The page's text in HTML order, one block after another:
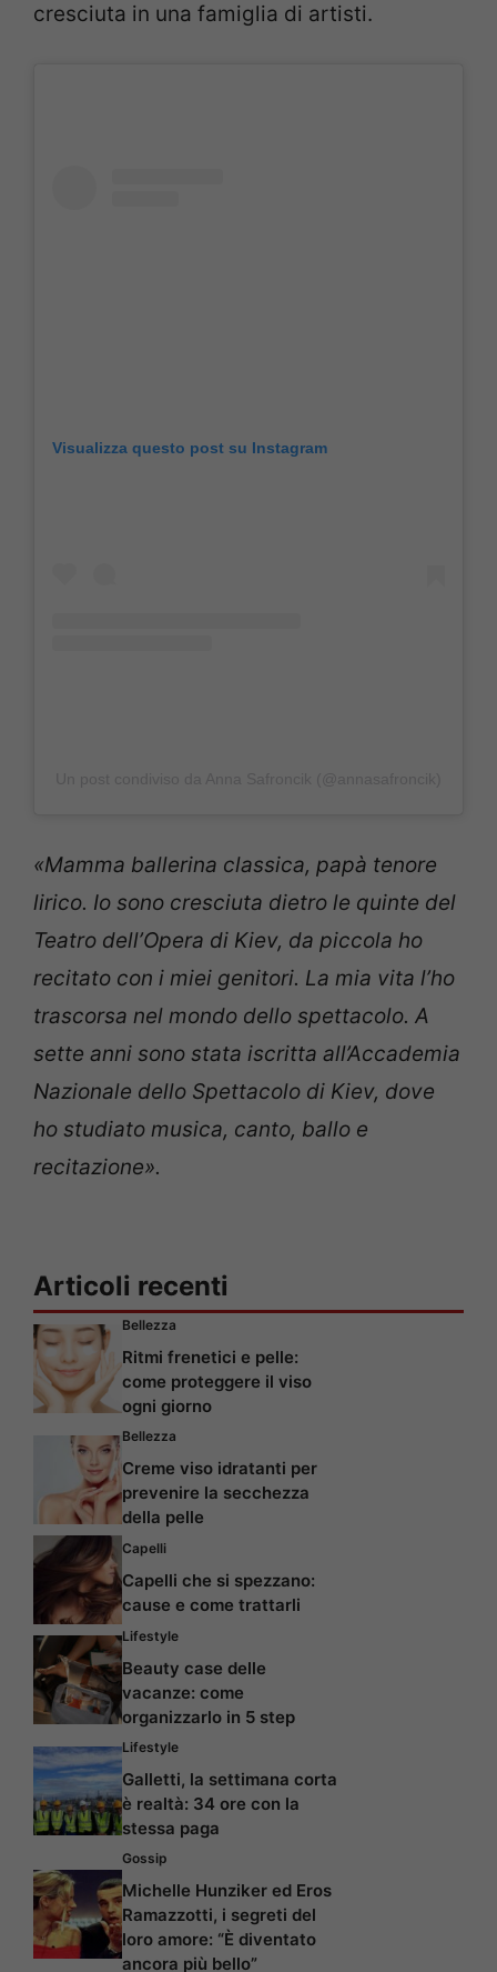
cresciuta in una famiglia di artisti.
Visualizza questo post su Instagram
«Mamma ballerina classica, papà tenore
lirico. Io sono cresciuta dietro le quinte del
Teatro dell’Opera di Kiev, da piccola ho
recitato con i miei genitori. La mia vita l’ho
trascorsa nel mondo dello spettacolo. A
sette anni sono stata iscritta all’Accademia
Nazionale dello Spettacolo di Kiev, dove
ho studiato musica, canto, ballo e
recitazione».
Articoli recenti
Bellezza
Ritmi frenetici e pelle:
come proteggere il viso
ogni giorno
Bellezza
Creme viso idratanti per
prevenire la secchezza
della pelle
Capelli
Capelli che si spezzano:
cause e come trattarli
Lifestyle
Beauty case delle
vacanze: come
organizzarlo in 5 step
Lifestyle
Galletti, la settimana corta
è realtà: 34 ore con la
stessa paga
Gossip
Michelle Hunziker ed Eros
Ramazzotti, i segreti del
loro amore: “È diventato
ancora più bello”